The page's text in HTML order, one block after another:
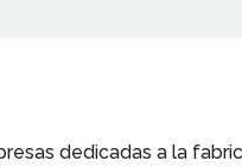
dedicadas a la